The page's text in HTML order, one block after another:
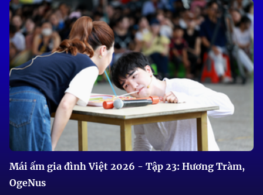
Mái ấm gia đình Việt 2026 - Tập 23: Hương Tràm,
OgeNus